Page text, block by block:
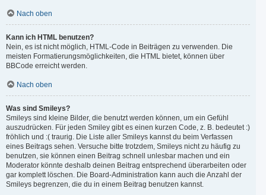
Nach oben
Kann ich HTML benutzen?
Nein, es ist nicht möglich, HTML-Code in Beiträgen zu verwenden. Die
meisten Formatierungsmöglichkeiten, die HTML bietet, können über
BBCode erreicht werden.
Nach oben
Was sind Smileys?
Smileys sind kleine Bilder, die benutzt werden können, um ein Gefühl
auszudrücken. Für jeden Smiley gibt es einen kurzen Code, z. B. bedeutet :)
fröhlich und :( traurig. Die Liste aller Smileys kannst du beim Verfassen
eines Beitrags sehen. Versuche bitte trotzdem, Smileys nicht zu häufig zu
benutzen, sie können einen Beitrag schnell unlesbar machen und ein
Moderator könnte deshalb deinen Beitrag entsprechend überarbeiten oder
gar komplett löschen. Die Board-Administration kann auch die Anzahl der
Smileys begrenzen, die du in einem Beitrag benutzen kannst.